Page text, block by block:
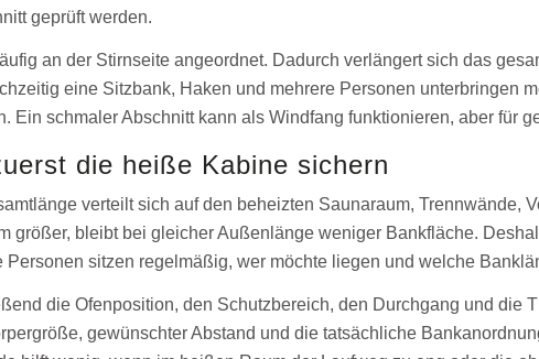
geprüft werden.
an der Stirnseite angeordnet. Dadurch verlängert sich das
eine Sitzbank, Haken und mehrere Personen unterbringen
Ein schmaler Abschnitt kann als Windfang funktionieren, aber für
die heiße Kabine sichern
verteilt sich auf den beheizten Saunaraum, Trennwände,
größer, bleibt bei gleicher Außenlänge weniger Bankfläche.
Personen sitzen regelmäßig, wer möchte liegen und welche
die Ofenposition, den Schutzbereich, den Durchgang und die
gewünschter Abstand und die tatsächliche